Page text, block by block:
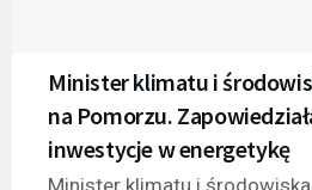
Minister klimatu i
na Pomorzu.
inwestycje w energetykę